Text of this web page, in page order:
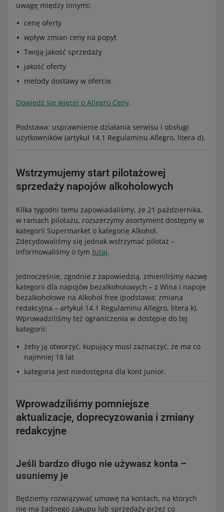
uwagę między innymi:
cenę oferty
wpływ zmian ceny na popyt
Twoją jakość sprzedaży
jakość oferty
metody dostawy w ofercie.
Dowiedz się więcej o Allegro Ceny.
Podstawa: usprawnienie działania serwisu i obsługi
użytkowników (artykuł 14.1 Regulaminu Allegro, litera d).
Wstrzymujemy start pilotażowej
sprzedaży napojów alkoholowych
Kilka tygodni temu zapowiadaliśmy, że 21 października,
w ramach pilotażu, rozszerzymy asortyment dostępny w
kategorii Supermarket o kategorię Alkohol.
Zdecydowaliśmy się jednak wstrzymać pilotaż –
informowaliśmy o tym tutaj.
Jednocześnie, zgodnie z zapowiedzią, zmieniliśmy nazwę
kategorii dla napojów bezalkoholowych – z Wina i napoje
bezalkoholowe na Alkohol free (podstawa: zmiana
redakcyjna – artykuł 14.1 Regulaminu Allegro, litera k).
Wprowadziliśmy też ograniczenia w dostępie do tej
kategorii:
żeby ją otworzyć, kupujący musi zaznaczyć, że ma co
najmniej 18 lat
kategoria jest niedostępna dla kont Junior.
Wprowadziliśmy pomniejsze
aktualizacje, doprecyzowania i zmiany
redakcyjne
Jeśli bardzo długo nie używasz konta –
usuniemy je
Będziemy rozwiązywać umowę na kontach, na których
nie ma żadnego zakupu lub sprzedaży przez co